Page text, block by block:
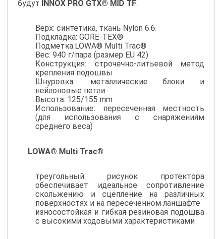
будут INNOX PRO GTX® MID TF.
Верх: синтетика, ткань Nylon 6.6.
Подкладка: GORE-TEX®
Подметка:LOWA® Multi Trac®
Вес: 940 г/пара (размер EU 42)
Конструкция: строчечно-литьевой метод
крепления подошвы
Шнуровка: металлические блоки и
нейлоновые петли
Высота: 125/155 mm
Использование: пересеченная местность
(для использования с снаряжениям
среднего веса)
LOWA® Multi Trac®
треугольный рисунок протектора
обеспечивает идеальное сопротивление
скольжению и сцепление на различных
поверхностях и на пересеченном ланшафте
износостойкая и гибкая резиновая подошва
с высокими ходовыми характеристиками